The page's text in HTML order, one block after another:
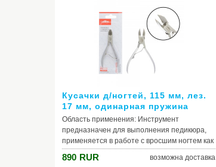
Кусачки д/ногтей, 115 мм, лез.
17 мм, одинарная пружина
Область применения: Инструмент
предназначен для выполнения педикюра,
применяется в работе с вросшим ногтем как
профессионалами в салонах красоты, так и
в домашних условиях. Благодаря
890 RUR возможна доставка